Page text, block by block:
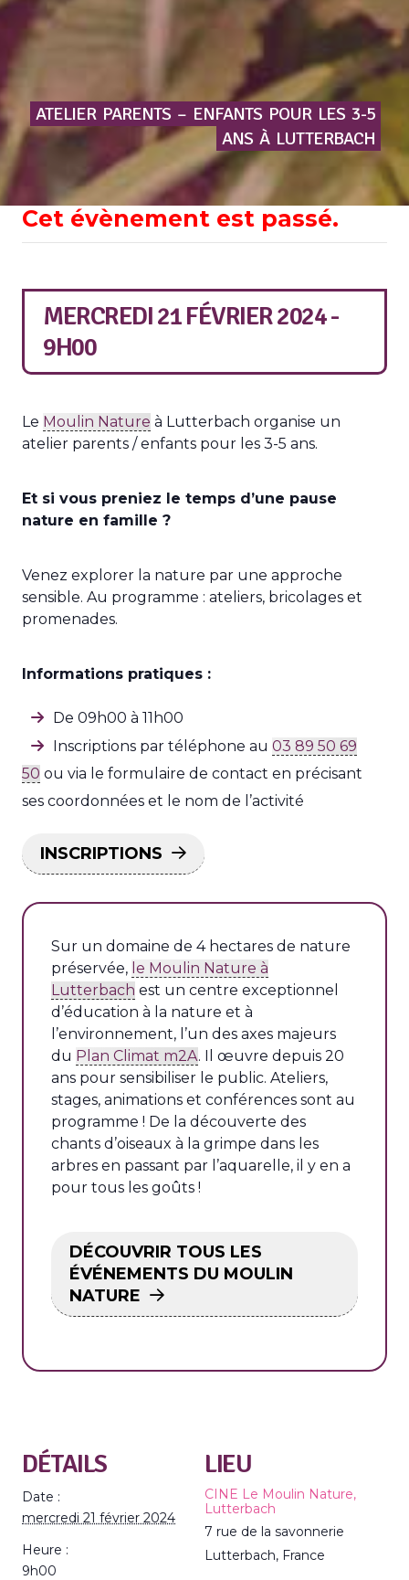
ATELIER PARENTS – ENFANTS POUR LES 3-5
ANS À LUTTERBACH
Cet évènement est passé.
MERCREDI 21 FÉVRIER 2024 -
9H00
Le Moulin Nature à Lutterbach organise un
atelier parents / enfants pour les 3-5 ans.
Et si vous preniez le temps d’une pause
nature en famille ?
Venez explorer la nature par une approche
sensible. Au programme : ateliers, bricolages et
promenades.
Informations pratiques :
De 09h00 à 11h00
Inscriptions par téléphone au 03 89 50 69
50 ou via le formulaire de contact en précisant
ses coordonnées et le nom de l’activité
INSCRIPTIONS
Sur un domaine de 4 hectares de nature
préservée, le Moulin Nature à
Lutterbach est un centre exceptionnel
d’éducation à la nature et à
l’environnement, l’un des axes majeurs
du Plan Climat m2A. Il œuvre depuis 20
ans pour sensibiliser le public. Ateliers,
stages, animations et conférences sont au
programme ! De la découverte des
chants d’oiseaux à la grimpe dans les
arbres en passant par l’aquarelle, il y en a
pour tous les goûts !
DÉCOUVRIR TOUS LES
ÉVÉNEMENTS DU MOULIN
NATURE
DÉTAILS
Date :
mercredi 21 février 2024
Heure :
9h00
LIEU
CINE Le Moulin Nature,
Lutterbach
7 rue de la savonnerie
Lutterbach, France